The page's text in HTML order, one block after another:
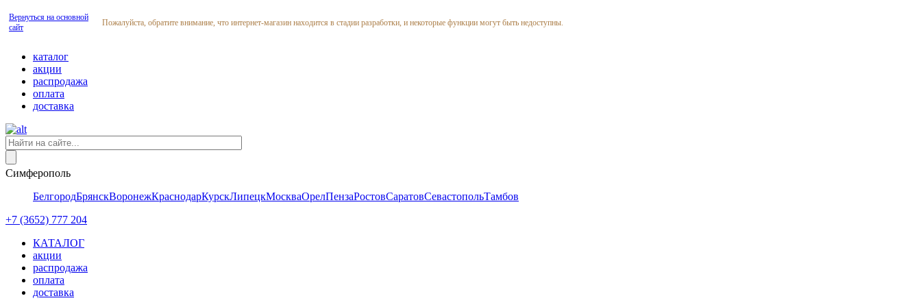
Вернуться на основной
сайт
Пожалуйста, обратите внимание, что интернет-магазин находится в стадии разработки, и некоторые функции могут быть недоступны.
каталог
акции
распродажа
оплата
доставка
Симферополь
БелгородБрянскВоронежКраснодарКурскЛипецкМоскваОрелПензаРостовСаратовСевастопольТамбов
+7 (3652) 777 204
КАТАЛОГ
акции
распродажа
оплата
доставка